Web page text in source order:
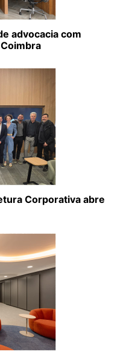
advocacia com
Corporativa abre